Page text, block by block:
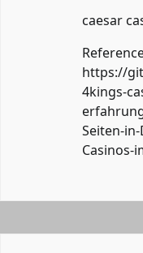
caesar
https://
4kings-
Seiten-
Casinos-